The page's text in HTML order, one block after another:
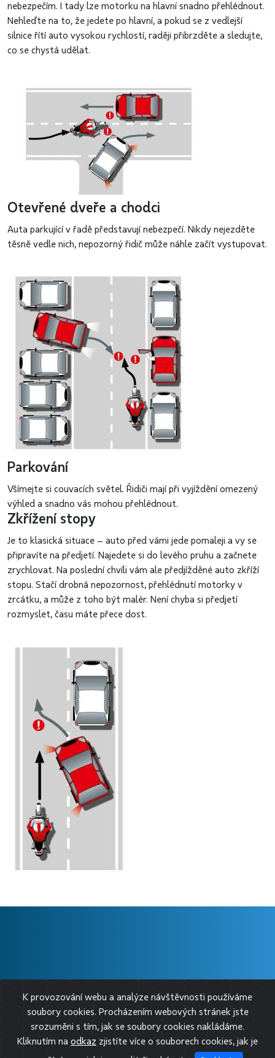
nebezpečím. I tady lze motorku na hlavní snadno přehlédnout.
Nehleďte na to, že jedete po hlavní, a pokud se z vedlejší
silnice řítí auto vysokou rychlostí, raději přibrzděte a sledujte,
co se chystá udělat.
Otevřené dveře a chodci
Auta parkující v řadě představují nebezpečí. Nikdy nejezděte
těsně vedle nich, nepozorný řidič může náhle začít vystupovat.
Parkování
Všímejte si couvacích světel. Řidiči mají při vyjíždění omezený
výhled a snadno vás mohou přehlédnout.
Zkřížení stopy
Je to klasická situace – auto před vámi jede pomaleji a vy se
připravíte na předjetí. Najedete si do levého pruhu a začnete
zrychlovat. Na poslední chvíli vám ale předjížděné auto zkříží
stopu. Stačí drobná nepozornost, přehlédnutí motorky v
zrcátku, a může z toho být malér. Není chyba si předjetí
rozmyslet, času máte přece dost.
❱ SLEDUJTE NÁS
K provozování webu a analýze návštěvnosti používáme
soubory cookies. Procházením webových stránek jste
srozuměni s tím, jak se soubory cookies nakládáme.
Kliknutím na odkaz zjistíte více o souborech cookies, jak je